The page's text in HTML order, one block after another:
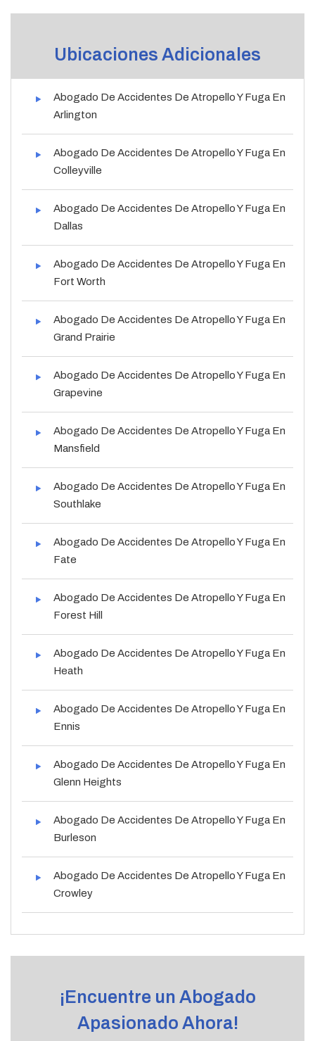
Ubicaciones Adicionales
Abogado De Accidentes De Atropello Y Fuga En
Arlington
Abogado De Accidentes De Atropello Y Fuga En
Colleyville
Abogado De Accidentes De Atropello Y Fuga En
Dallas
Abogado De Accidentes De Atropello Y Fuga En
Fort Worth
Abogado De Accidentes De Atropello Y Fuga En
Grand Prairie
Abogado De Accidentes De Atropello Y Fuga En
Grapevine
Abogado De Accidentes De Atropello Y Fuga En
Mansfield
Abogado De Accidentes De Atropello Y Fuga En
Southlake
Abogado De Accidentes De Atropello Y Fuga En
Fate
Abogado De Accidentes De Atropello Y Fuga En
Forest Hill
Abogado De Accidentes De Atropello Y Fuga En
Heath
Abogado De Accidentes De Atropello Y Fuga En
Ennis
Abogado De Accidentes De Atropello Y Fuga En
Glenn Heights
Abogado De Accidentes De Atropello Y Fuga En
Burleson
Abogado De Accidentes De Atropello Y Fuga En
Crowley
¡Encuentre un Abogado
Apasionado Ahora!